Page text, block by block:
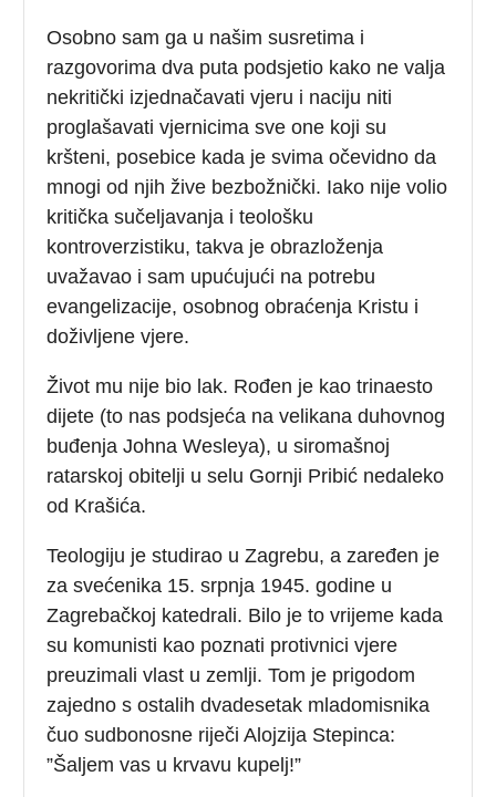
Osobno sam ga u našim susretima i
razgovorima dva puta podsjetio kako ne valja
nekritički izjednačavati vjeru i naciju niti
proglašavati vjernicima sve one koji su
kršteni, posebice kada je svima očevidno da
mnogi od njih žive bezbožnički. Iako nije volio
kritička sučeljavanja i teološku
kontroverzistiku, takva je obrazloženja
uvažavao i sam upućujući na potrebu
evangelizacije, osobnog obraćenja Kristu i
doživljene vjere.
Život mu nije bio lak. Rođen je kao trinaesto
dijete (to nas podsjeća na velikana duhovnog
buđenja Johna Wesleya), u siromašnoj
ratarskoj obitelji u selu Gornji Pribić nedaleko
od Krašića.
Teologiju je studirao u Zagrebu, a zaređen je
za svećenika 15. srpnja 1945. godine u
Zagrebačkoj katedrali. Bilo je to vrijeme kada
su komunisti kao poznati protivnici vjere
preuzimali vlast u zemlji. Tom je prigodom
zajedno s ostalih dvadesetak mladomisnika
čuo sudbonosne riječi Alojzija Stepinca:
”Šaljem vas u krvavu kupelj!”